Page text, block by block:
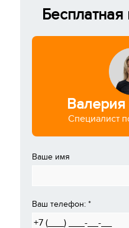
Бесплатная
Валерия
Специалист
Ваше имя
Ваш телефон: *